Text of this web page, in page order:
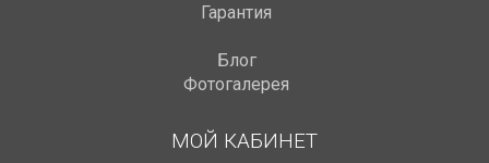
Гарантия
Блог
Фотогалерея
МОЙ КАБИНЕТ